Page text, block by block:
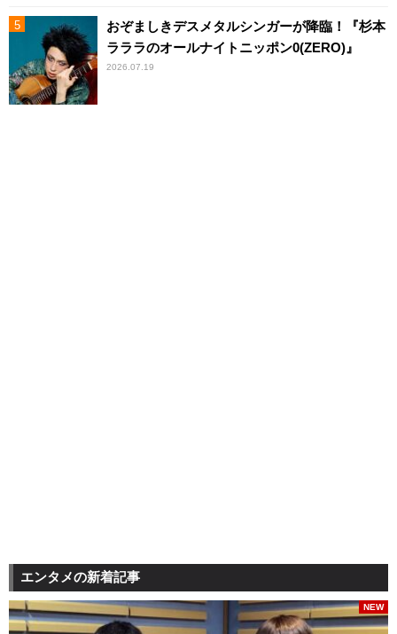
おぞましきデスメタルシンガーが降臨！『杉本
ラララのオールナイトニッポン0(ZERO)』
2026.07.19
エンタメの新着記事
NEW